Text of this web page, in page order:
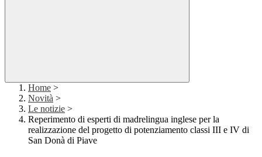
Home >
Novità >
Le notizie >
Reperimento di esperti di madrelingua inglese per la
realizzazione del progetto di potenziamento classi III e IV di
San Donà di Piave